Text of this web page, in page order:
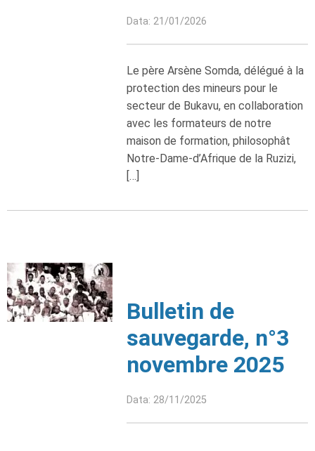
Data: 21/01/2026
Le père Arsène Somda, délégué à la
protection des mineurs pour le
secteur de Bukavu, en collaboration
avec les formateurs de notre
maison de formation, philosophât
Notre-Dame-d’Afrique de la Ruzizi,
[…]
Bulletin de
sauvegarde, n°3
novembre 2025
Data: 28/11/2025